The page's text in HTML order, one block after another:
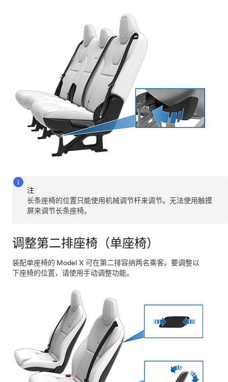
注
长条座椅的位置只能使用机械调节杆来调节。无法使用触摸
屏来调节长条座椅。
调整第二排座椅（单座椅）
装配单座椅的 Model X 可在第二排容纳两名乘客。要调整以
下座椅的位置，请使用手动调整功能。